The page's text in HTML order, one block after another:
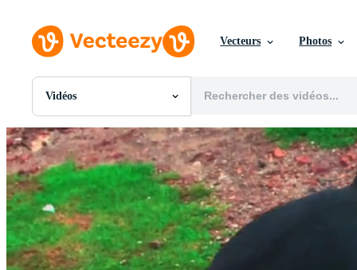
Vecteurs Photos
Vidéos
Toutes Images
Photos
PNGs
PSDs
SVGs
Modèles
Vecteurs
Vidéos
Motion graphics
Images Éditoriales